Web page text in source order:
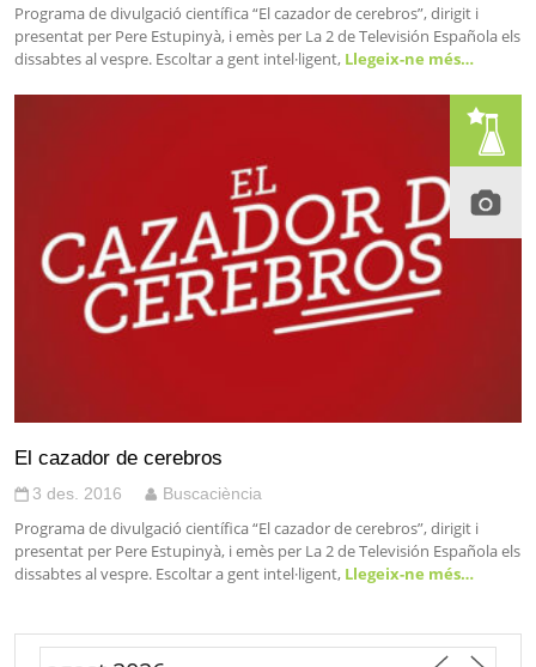
Programa de divulgació científica “El cazador de cerebros”, dirigit i
presentat per Pere Estupinyà, i emès per La 2 de Televisión Española els
dissabtes al vespre. Escoltar a gent intel·ligent, Llegeix-ne més…
El cazador de cerebros
3 des. 2016 Buscaciència
Programa de divulgació científica “El cazador de cerebros”, dirigit i
presentat per Pere Estupinyà, i emès per La 2 de Televisión Española els
dissabtes al vespre. Escoltar a gent intel·ligent, Llegeix-ne més…